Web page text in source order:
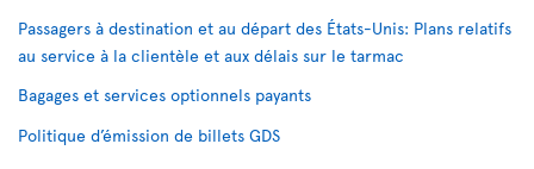
Passagers à destination et au départ des États-Unis: Plans relatifs
au service à la clientèle et aux délais sur le tarmac
Bagages et services optionnels payants
Politique d’émission de billets GDS